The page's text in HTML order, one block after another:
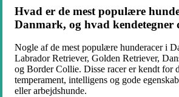
Hvad er de mest populære
Danmark, og hvad kendetegner
Nogle af de mest populære hunderacer i
Labrador Retriever, Golden Retriever,
og Border Collie. Disse racer er kendt for
temperament, intelligens og gode
eller arbejdshunde.